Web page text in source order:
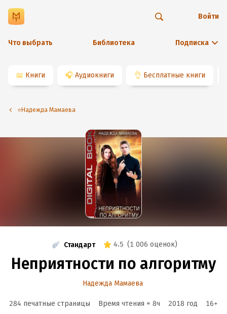
Что выбрать Библиотека Подписка
Войти
📖 Книги 🎧 Аудиокниги 👌 Бесплатные книги
⭐️Надежда Мамаева
Стандарт 4.5 (1 006 оценок)
Неприятности по алгоритму
Надежда Мамаева
284 печатные страницы Время чтения ≈ 8ч 2018 год 16+